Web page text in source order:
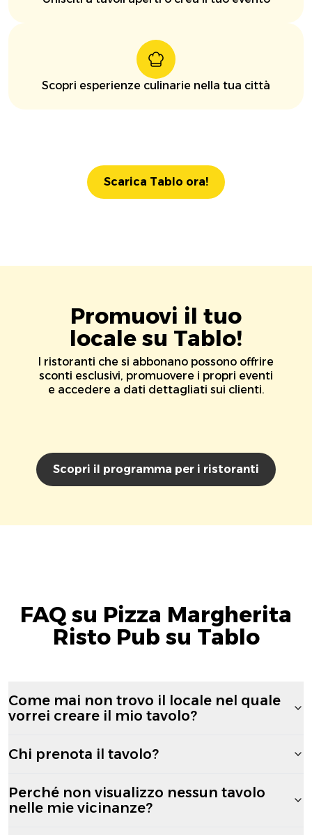
Scopri esperienze culinarie nella tua città
Scarica Tablo ora!
Promuovi il tuo
locale su Tablo!
I ristoranti che si abbonano possono offrire
sconti esclusivi, promuovere i propri eventi
e accedere a dati dettagliati sui clienti.
Scopri il programma per i ristoranti
FAQ su Pizza Margherita
Risto Pub su Tablo
Come mai non trovo il locale nel quale
vorrei creare il mio tavolo?
Chi prenota il tavolo?
Perché non visualizzo nessun tavolo
nelle mie vicinanze?